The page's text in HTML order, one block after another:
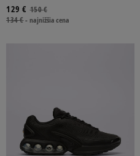
150 €
129 €
134 €-najnižšia cena